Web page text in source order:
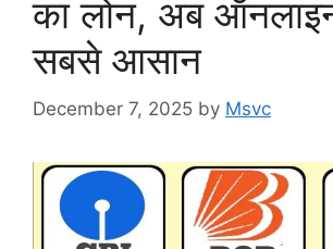
का लोन, अब
सबसे आसान
December 7, 2025 by Msvc